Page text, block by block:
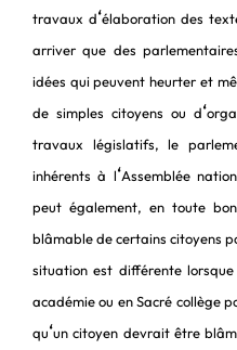
travaux d‘élaboration des
arriver que des
idées qui peuvent heurter et
de simples citoyens ou d‘
travaux législatifs, le
inhérents à l‘Assemblée
peut également, en toute
blâmable de certains citoyens
situation est différente
académie ou en Sacré collège
qu‘un citoyen devrait être